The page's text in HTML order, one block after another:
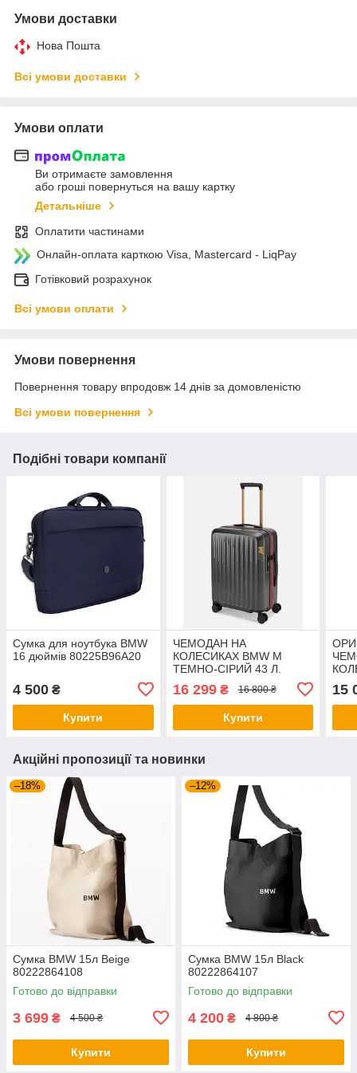
Умови доставки
Нова Пошта
Всі умови доставки
Умови оплати
Ви отримаєте замовлення
або гроші повернуться на вашу картку
Детальніше
Оплатити частинами
Онлайн-оплата карткою Visa, Mastercard - LiqPay
Готівковий розрахунок
Всі умови оплати
Умови повернення
Повернення товару впродовж 14 днів за домовленістю
Всі умови повернення
Подібні товари компанії
Сумка для ноутбука BMW
16 дюймів 80225B96A20
4 500 ₴
Купити
ЧЕМОДАН НА
КОЛЕСИКАХ BMW M
ТЕМНО-СІРИЙ 43 Л.
16 299₴ 16 800 ₴
Купити
15
Акційні пропозиції та новинки
–18%
Сумка BMW 15л Beige
80222864108
Готово до відправки
3 699 ₴ 4 500 ₴
Купити
–12%
Сумка BMW 15л Black
80222864107
Готово до відправки
4 200 ₴ 4 800 ₴
Купити